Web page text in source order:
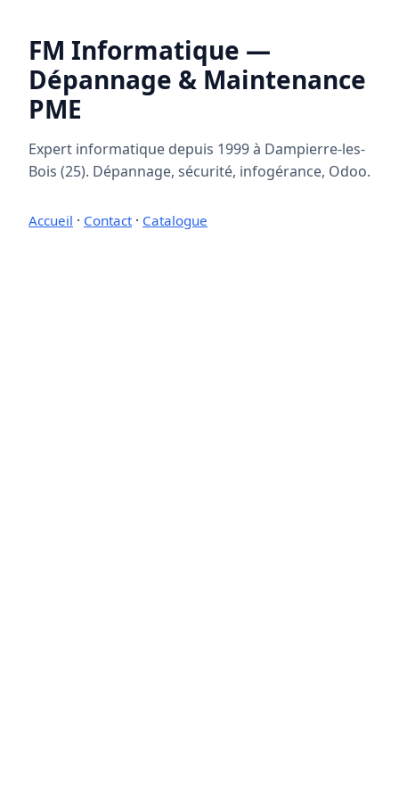
FM Informatique —
Dépannage & Maintenance
PME
Expert informatique depuis 1999 à Dampierre-les-
Bois (25). Dépannage, sécurité, infogérance, Odoo.
Accueil · Contact· Catalogue